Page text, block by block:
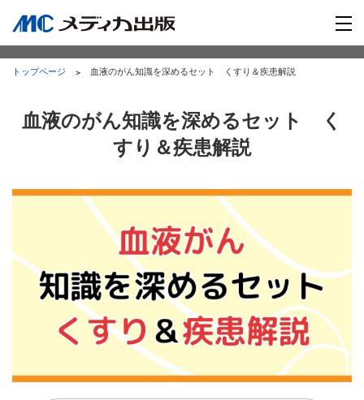
トップページ 血液のがん知識を深めるセット くすり＆疾患解説
血液のがん知識を深めるセット く
すり＆疾患解説